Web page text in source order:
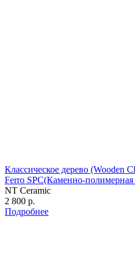
Классическое дерево (Wooden
Ferro SPC(Каменно-
NT Ceramic
2 800 р.
Подробнее